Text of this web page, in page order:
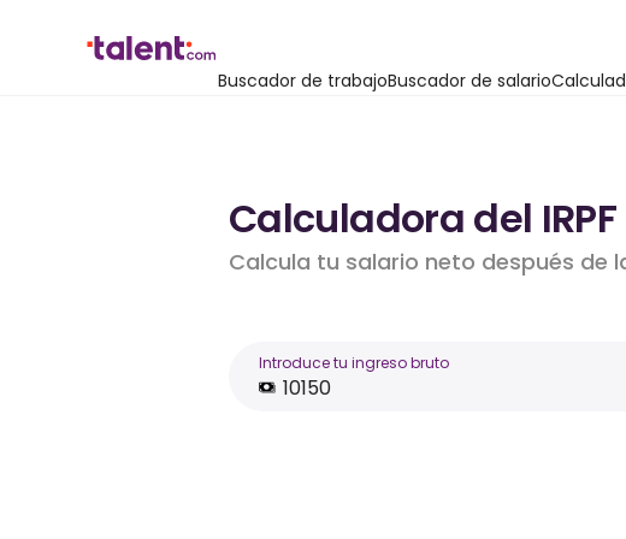
Buscador de trabajoBuscador de salario
Calculadora del
Calcula tu salario neto después de
Introduce tu ingreso bruto